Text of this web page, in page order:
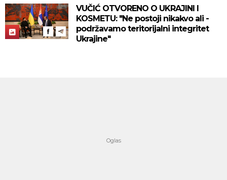
VUČIĆ OTVORENO O UKRAJINI I
KOSMETU: "Ne postoji nikakvo ali -
podržavamo teritorijalni integritet
Ukrajine"